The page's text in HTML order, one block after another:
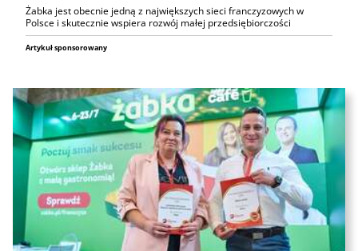
Żabka jest obecnie jedną z największych sieci franczyzowych w
Polsce i skutecznie wspiera rozwój małej przedsiębiorczości
Artykuł sponsorowany